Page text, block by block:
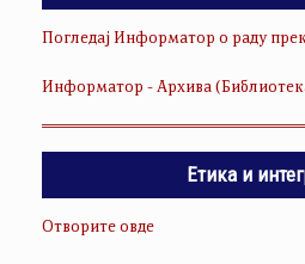
Погледај Информатор о раду
Информатор - Архива
Етика и
Отворите овде